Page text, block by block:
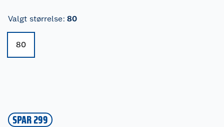
Valgt størrelse: 80
80
SPAR 299